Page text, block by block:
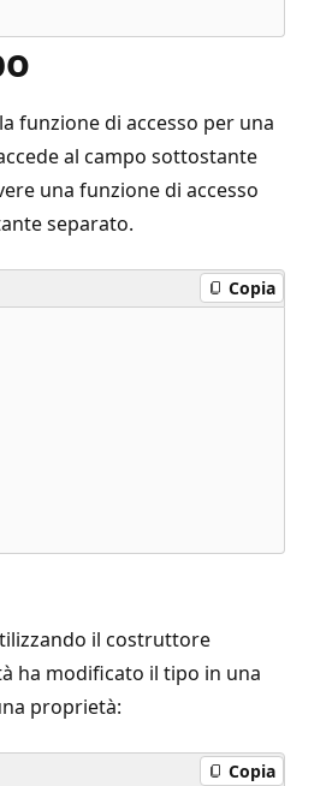
funzione di accesso per una
al campo sottostante
una funzione di accesso
separato.
Copia
il costruttore
ha modificato il tipo in una
proprietà:
Copia